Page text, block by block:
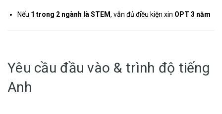
Nếu 1 trong 2 ngành là STEM, vẫn đủ điều kiện xin OPT 3 năm
Yêu cầu đầu vào & trình độ tiếng
Anh